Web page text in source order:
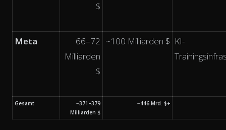
$
Meta
66–72
Milliarden
$
~100 Milliarden $ KI-
Gesamt
~371–379
Milliarden $
~446 Mrd. $+